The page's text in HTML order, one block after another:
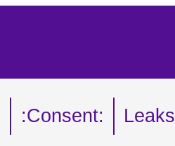
:Consent: Leaks